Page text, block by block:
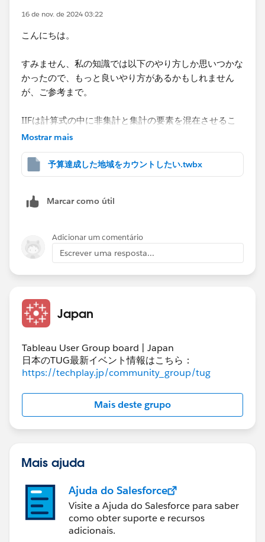
添付されていたワークブックに「予算達成地域のみカウ
16 de nov. de 2024 03:22
こんにちは。
すみません、私の知識では以下のやり方しか思いつかな
かったので、もっと良いやり方があるかもしれません
が、ご参考まで。
IIFは計算式の中に非集計と集計の要素を混在させるこ
とができないので、[売上費用区分]の元データが、'売
であれば、1つの計算式で表現することも可能です。
今回のデータはテキスト型で'売上'、'費用'と入っている
IIF([売上費用区分]='売上',1,0)
売上費用区分が'売上'の場合はゼロよりも大きくなるの
で、前回お示しした計算式を以下のように変更します。
IIF(SUM([条件分岐用])>0,
IIF(SUM([実績])>=SUM([予算]),1,0),
)
上記の方法で実現したワークブックを添付します。
Mostrar mais
予算達成した地域をカウントしたい.twbx
Marcar como útil
Adicionar um comentário
Escrever uma resposta...
Japan
Tableau User Group board | Japan
日本のTUG最新イベント情報はこちら：
https://techplay.jp/community_group/tug
Mais deste grupo
Mais ajuda
Ajuda do Salesforce
Visite a Ajuda do Salesforce para saber
como obter suporte e recursos
adicionais.